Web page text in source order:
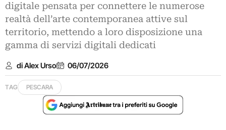
digitale pensata per connettere le numerose
realtà dell’arte contemporanea attive sul
territorio, mettendo a loro disposizione una
gamma di servizi digitali dedicati
di Alex Urso 06/07/2026
TAG PESCARA